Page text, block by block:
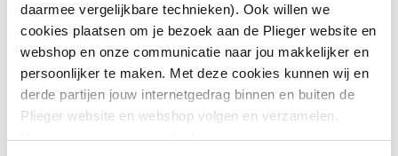
daarmee vergelijkbare technieken). Ook willen we
cookies plaatsen om je bezoek aan de Plieger website en
webshop en onze communicatie naar jou makkelijker en
persoonlijker te maken. Met deze cookies kunnen wij en
derde partijen jouw internetgedrag binnen en buiten de
Plieger website en webshop volgen en verzamelen.
Hiermee passen wij en derden onze website, app,
Flexibel Ja
Aansluiting 1 Steekeind
Aansluiting 2 Steekeind
Toon meer
Downloads
Verkoopbrochureapplication/pdf,55 KB